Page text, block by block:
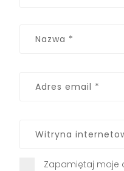
Zapamiętaj moje